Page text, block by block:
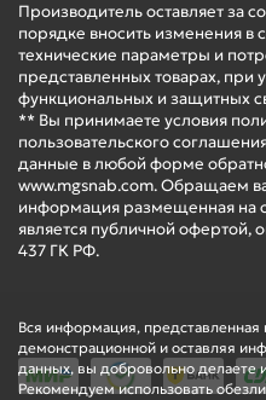
Вся информация, представленная
демонстрационной и оставляя
данных, вы добровольно делаете
Рекомендуем использовать
Производитель оставляет за
порядке вносить изменения в
технические параметры и
представленных товарах, при
функциональных и защитных
** Вы принимаете условия
пользовательского
данные в любой форме
www.mgsnab.com. Обращаем
информация размещенная на
является публичной
437 ГК РФ.